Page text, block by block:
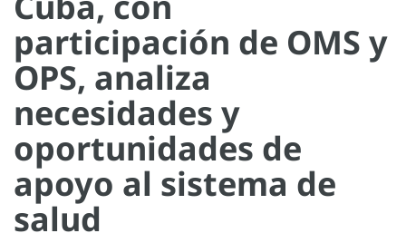
participación de OMS y
OPS, analiza
necesidades y
oportunidades de
apoyo al sistema de
salud